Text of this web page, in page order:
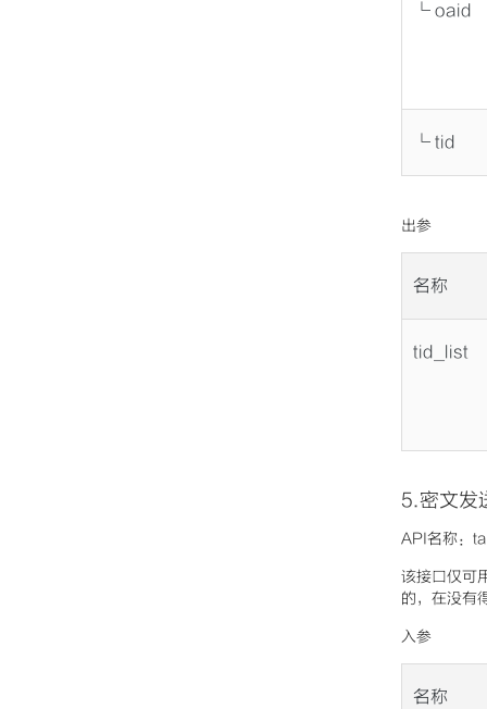
└ oaid
└ tid
出参
名称
tid_list
5.密文发
API名称：
该接口仅可
的，在没有
入参
名称